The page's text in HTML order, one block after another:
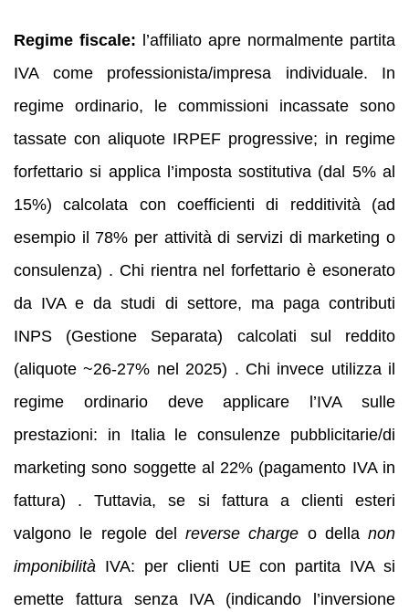
Regime fiscale: l’affiliato apre normalmente partita
IVA come professionista/impresa individuale. In
regime ordinario, le commissioni incassate sono
tassate con aliquote IRPEF progressive; in regime
forfettario si applica l’imposta sostitutiva (dal 5% al
15%) calcolata con coefficienti di redditività (ad
esempio il 78% per attività di servizi di marketing o
consulenza) . Chi rientra nel forfettario è esonerato
da IVA e da studi di settore, ma paga contributi
INPS (Gestione Separata) calcolati sul reddito
(aliquote ~26‑27% nel 2025) . Chi invece utilizza il
regime ordinario deve applicare l’IVA sulle
prestazioni: in Italia le consulenze pubblicitarie/di
marketing sono soggette al 22% (pagamento IVA in
fattura) . Tuttavia, se si fattura a clienti esteri
valgono le regole del reverse charge o della non
imponibilità IVA: per clienti UE con partita IVA si
emette fattura senza IVA (indicando l’inversione